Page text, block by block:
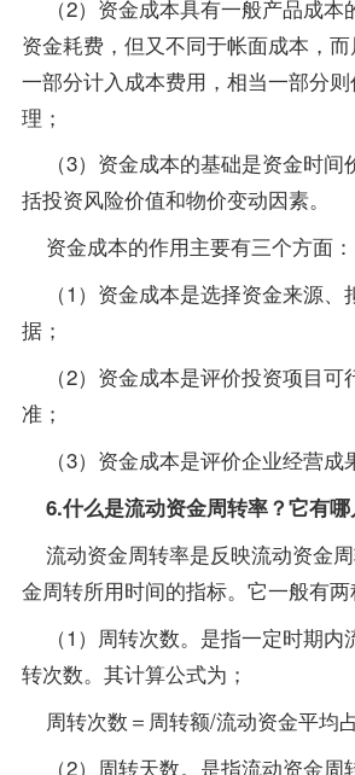
（2）资金成本具有一般产品成本
资金耗费，但又不同于帐面成本，
一部分计入成本费用，相当一部分
理；
（3）资金成本的基础是资金时间
括投资风险价值和物价变动因素。
资金成本的作用主要有三个方面：
（1）资金成本是选择资金来源、
据；
（2）资金成本是评价投资项目可
准；
（3）资金成本是评价企业经营成
6.什么是流动资金周转率？它有
流动资金周转率是反映流动资金
金周转所用时间的指标。它一般有两
（1）周转次数。是指一定时期内
转次数。其计算公式为；
周转次数＝周转额/流动资金平均
（2）周转天数。是指流动资金周